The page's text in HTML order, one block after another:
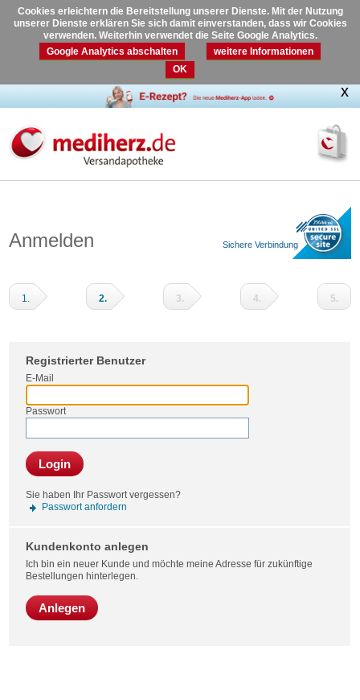
Cookies erleichtern die Bereitstellung unserer Dienste. Mit der Nutzung
unserer Dienste erklären Sie sich damit einverstanden, dass wir Cookies
verwenden. Weiterhin verwendet die Seite Google Analytics.
Google Analytics abschalten
weitere Informationen
OK
Anmelden Sichere Verbindung
1. 2. 3. 4. 5.
Registrierter Benutzer
E-Mail
Passwort
Login
Sie haben Ihr Passwort vergessen?
Passwort anfordern
Kundenkonto anlegen
Ich bin ein neuer Kunde und möchte meine Adresse für zukünftige
Bestellungen hinterlegen.
Anlegen